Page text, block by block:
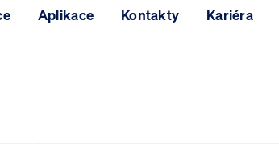
Aplikace Kontakty Kariéra